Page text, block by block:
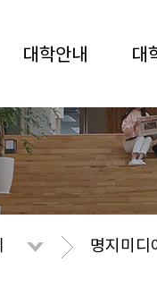
대학안내 대
명지미디